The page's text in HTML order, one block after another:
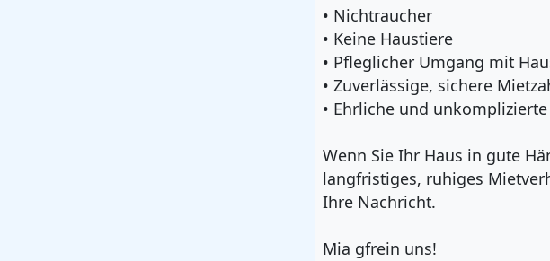
• Nichtraucher
• Keine Haustiere
• Pfleglicher Umgang mit
• Zuverlässige, sichere
• Ehrliche und
Wenn Sie Ihr Haus in gute
langfristiges, ruhiges
Ihre Nachricht.
Mia gfrein uns!